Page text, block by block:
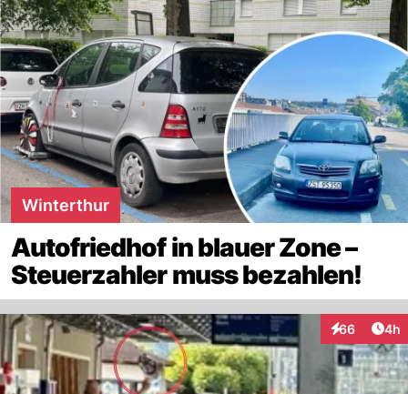
Winterthur
Autofriedhof in blauer Zone –
Steuerzahler muss bezahlen!
66
Interaktionen
4h